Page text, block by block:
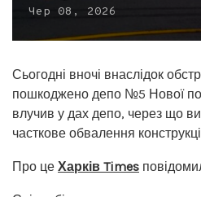
Чер 08, 2026
Сьогодні вночі внаслідок
пошкоджено депо №5 Нової
влучив у дах депо, через що
часткове обвалення
Про це Харків Times